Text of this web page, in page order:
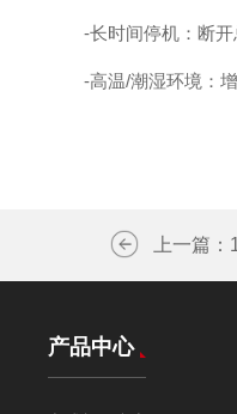
-长时间停机：断开总
-高温/潮湿环境：增
上一篇：
产品中心